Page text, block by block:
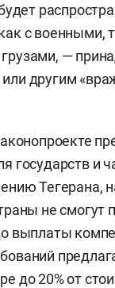
с военными,
—
другим
государств и
Тегерана,
не смогут
выплаты
до 20% от